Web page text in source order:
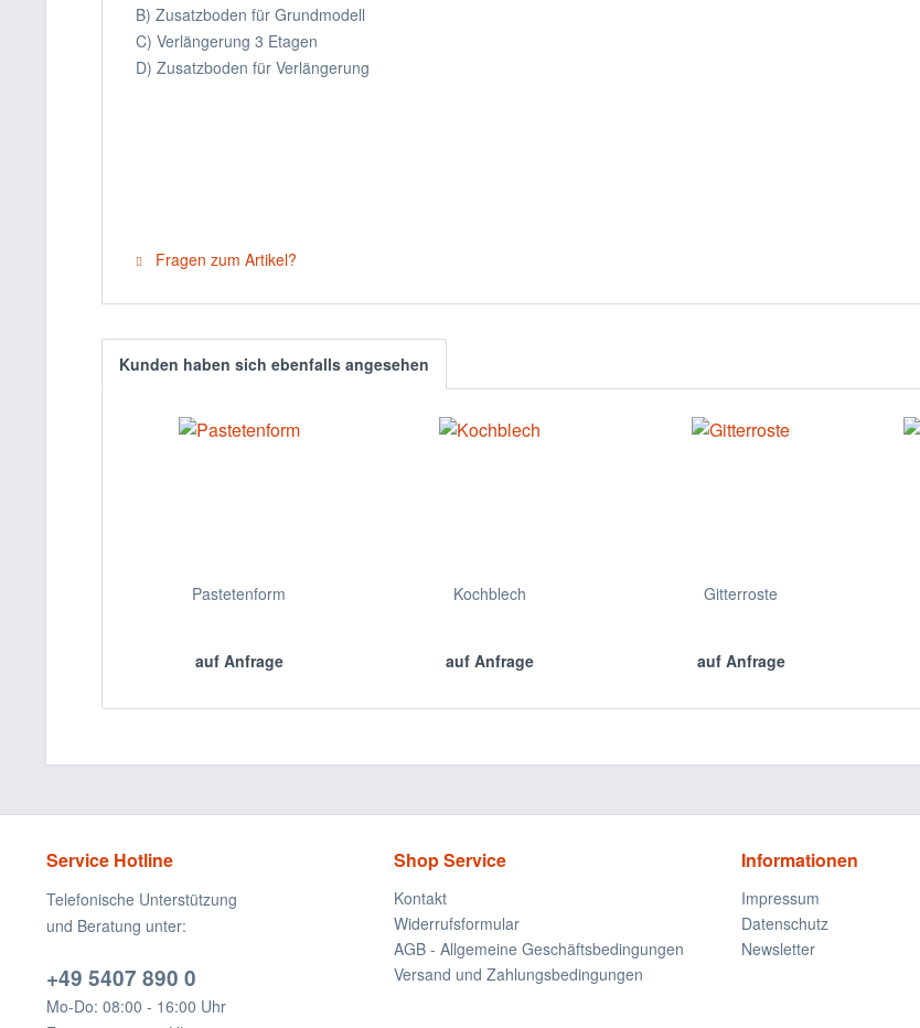
B) Zusatzboden für Grundmodell
C) Verlängerung 3 Etagen
D) Zusatzboden für Verlängerung
Fragen zum Artikel?
Kunden haben sich ebenfalls angesehen
Pastetenform
auf Anfrage
Kochblech
auf Anfrage
Gitterroste
auf Anfrage
Service Hotline
Telefonische Unterstützung
und Beratung unter:
+49 5407 890 0
Mo-Do: 08:00 - 16:00 Uhr
Shop Service
Kontakt
Widerrufsformular
AGB - Allgemeine Geschäftsbedingungen
Versand und Zahlungsbedingungen
Informationen
Impressum
Datenschutz
Newsletter